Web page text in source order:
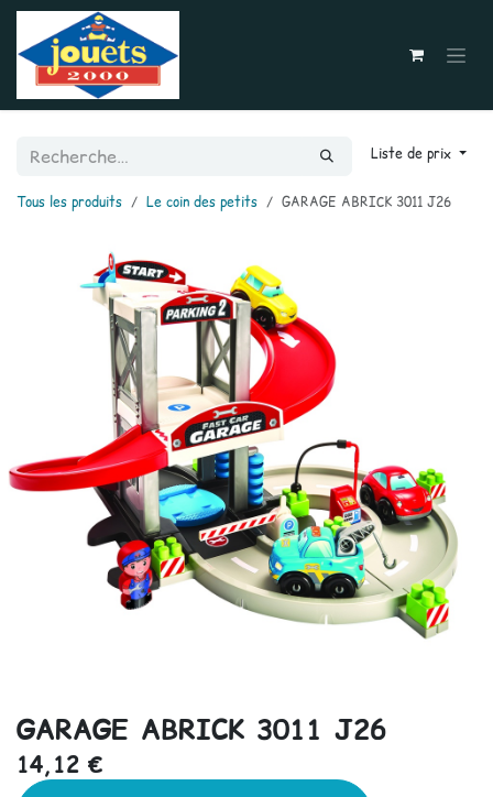
Se rendre au contenu
Liste de prix
Tous les produits Le coin des petits GARAGE ABRICK 3011 J26
GARAGE ABRICK 3011 J26
14,12 €